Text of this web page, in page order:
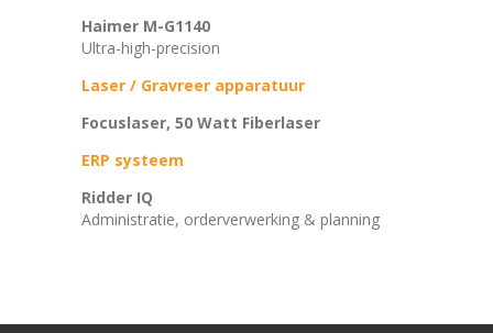
Haimer M-G1140
Ultra-high-precision
Laser / Gravreer apparatuur
Focuslaser, 50 Watt Fiberlaser
ERP systeem
Ridder IQ
Administratie, orderverwerking & planning